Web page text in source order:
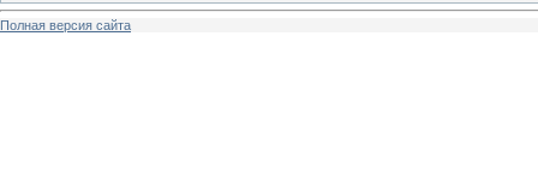
Полная версия сайта